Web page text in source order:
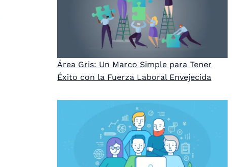
Área Gris: Un Marco Simple para Tener
Éxito con la Fuerza Laboral Envejecida